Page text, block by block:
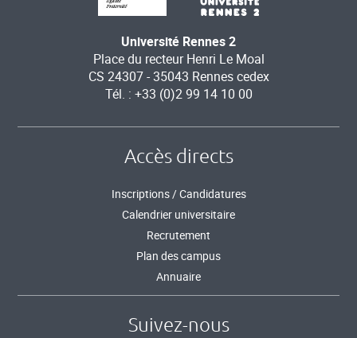
Université Rennes 2
Place du recteur Henri Le Moal
CS 24307 - 35043 Rennes cedex
Tél. : +33 (0)2 99 14 10 00
Accès directs
Inscriptions / Candidatures
Calendrier universitaire
Recrutement
Plan des campus
Annuaire
Suivez-nous